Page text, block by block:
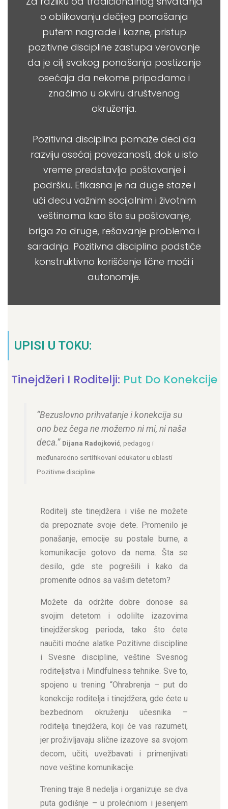
o oblikovanju dečijeg ponašanja
putem nagrade i kazne, pristup
pozitivne discipline zastupa verovanje
da je cilj svakog ponašanja postizanje
osećaja da nekome pripadamo i
značimo u okviru društvenog
okruženja.
Pozitivna disciplina pomaže deci da
razviju osećaj povezanosti, dok u isto
vreme predstavlja poštovanje i
podršku. Efikasna je na duge staze i
uči decu važnim socijalnim i životnim
veštinama kao što su poštovanje,
briga za druge, rešavanje problema i
saradnja. Pozitivna disciplina podstiče
konstruktivno korišćenje lične moći i
autonomije.
UPISI U TOKU:
Tinejdžeri I Roditelji: Put Do Konekcije
“Bezuslovno prihvatanje i konekcija su
ono bez čega ne možemo ni mi, ni naša
deca.” Dijana Radojković , pedagog i
međunarodno sertifikovani edukator u oblasti
Pozitivne discipline
Roditelj ste tinejdžera i više ne možete
da prepoznate svoje dete. Promenilo je
ponašanje, emocije su postale burne, a
komunikacije gotovo da nema. Šta se
desilo, gde ste pogrešili i kako da
promenite odnos sa vašim detetom?
Možete da održite dobre donose sa
svojim detetom i odolilte izazovima
tinejdžerskog perioda, tako što ćete
naučiti moćne alatke Pozitivne discipline
i Svesne discipline, veštine Svesnog
roditeljstva i Mindfulness tehnike. Sve to,
spojeno u trening “Ohrabrenja – put do
konekcije roditelja i tinejdžera, gde ćete u
bezbednom okruženju učesnika –
roditelja tinejdžera, koji će vas razumeti,
jer proživljavaju slične izazove sa svojom
decom, učiti, uvežbavati i primenjivati
nove veštine komunikacije.
Trening traje 8 nedelja i organizuje se dva
puta godišnje – u prolećniom i jesenjem